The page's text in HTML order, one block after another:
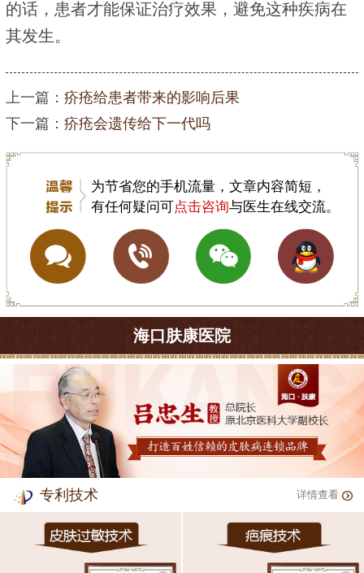
的话，患者才能保证治疗效果，避免这种疾病在
其发生。
上一篇： 疥疮给患者带来的影响后果
下一篇： 疥疮会遗传给下一代吗
为节省您的手机流量，文章内容简短，
有任何疑问可点击咨询与医生在线交流。
海口肤康医院
专利技术 详情查看